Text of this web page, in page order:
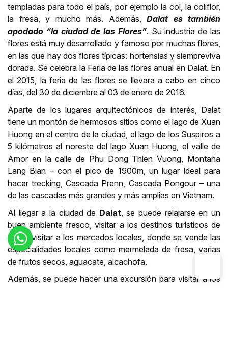
templadas para todo el país, por ejemplo la col, la coliflor,
la fresa, y mucho más. Además, Dalat es también
apodado “la ciudad de las Flores”. Su industria de las
flores está muy desarrollado y famoso por muchas flores,
en las que hay dos flores típicas: hortensias y siempreviva
dorada. Se celebra la Feria de las flores anual en Dalat. En
el 2015, la feria de las flores se llevara a cabo en cinco
días, del 30 de diciembre al 03 de enero de 2016.
Aparte de los lugares arquitectónicos de interés, Dalat
tiene un montón de hermosos sitios como el lago de Xuan
Huong en el centro de la ciudad, el lago de los Suspiros a
5 kilómetros al noreste del lago Xuan Huong, el valle de
Amor en la calle de Phu Dong Thien Vuong, Montaña
Lang Bian – con el pico de 1900m, un lugar ideal para
hacer trecking, Cascada Prenn, Cascada Pongour – una
de las cascadas más grandes y más amplias en Vietnam.
Al llegar a la ciudad de Dalat , se puede relajarse en un
buen ambiente fresco, visitar a los destinos turísticos de
Dalat, visitar a los mercados locales, donde se vende las
especialidades locales como mermelada de fresa, varias
de frutos secos, aguacate, alcachofa.
Además, se puede hacer una excursión para visitar a los